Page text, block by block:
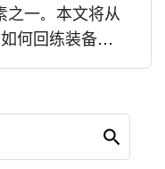
之一。本文将从
何回练装备...